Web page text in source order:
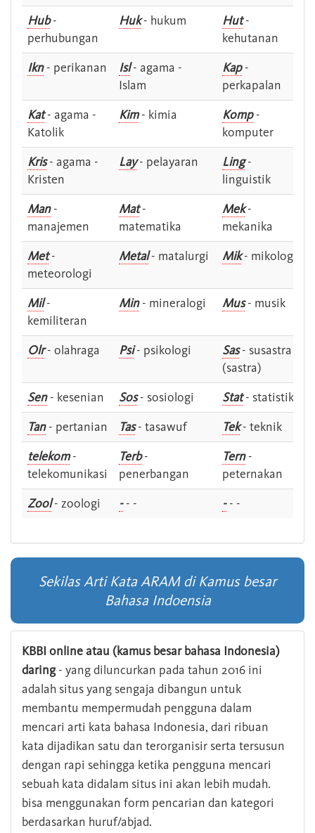
Hub-
perhubungan
Huk- hukum Hut-
kehutanan
Ikn- perikanan Isl- agama -
Islam
Kap-
perkapalan
Kat- agama -
Katolik
Kim- kimia Komp-
komputer
Kris- agama -
Kristen
Lay- pelayaran Ling-
linguistik
Man-
manajemen
Mat-
matematika
Mek-
mekanika
Met-
meteorologi
Metal- matalurgi Mik- mikologi
Mil-
kemiliteran
Min- mineralogi Mus- musik
Olr- olahraga Psi- psikologi Sas- susastra -
(sastra)
Sen- kesenian Sos- sosiologi Stat- statistik
Tan- pertanian Tas- tasawuf Tek- teknik
telekom-
telekomunikasi
Terb-
penerbangan
Tern-
peternakan
Zool- zoologi -- - -- -
Sekilas Arti Kata ARAM di Kamus besar
Bahasa Indoensia
KBBI online atau (kamus besar bahasa Indonesia)
daring- yang diluncurkan pada tahun 2016 ini
adalah situs yang sengaja dibangun untuk
membantu mempermudah pengguna dalam
mencari arti kata bahasa Indonesia, dari ribuan
kata dijadikan satu dan terorganisir serta tersusun
dengan rapi sehingga ketika pengguna mencari
sebuah kata didalam situs ini akan lebih mudah.
bisa menggunakan form pencarian dan kategori
berdasarkan huruf/abjad.